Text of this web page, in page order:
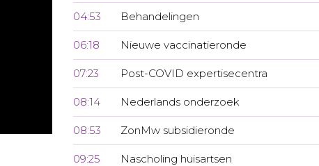
04:53 Behandelingen
06:18 Nieuwe vaccinatieronde
07:23 Post-COVID expertisecentra
08:14 Nederlands onderzoek
08:53 ZonMw subsidieronde
09:25 Nascholing huisartsen